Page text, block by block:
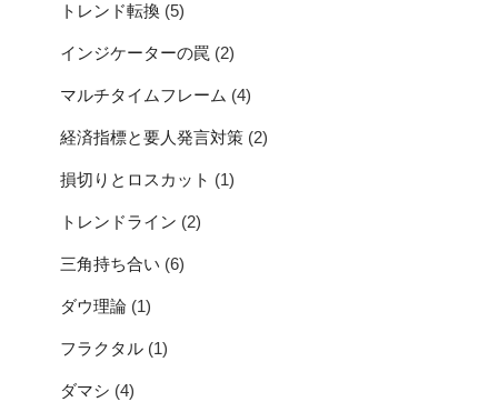
トレンド転換 (5)
インジケーターの罠 (2)
マルチタイムフレーム (4)
経済指標と要人発言対策 (2)
損切りとロスカット (1)
トレンドライン (2)
三角持ち合い (6)
ダウ理論 (1)
フラクタル (1)
ダマシ (4)